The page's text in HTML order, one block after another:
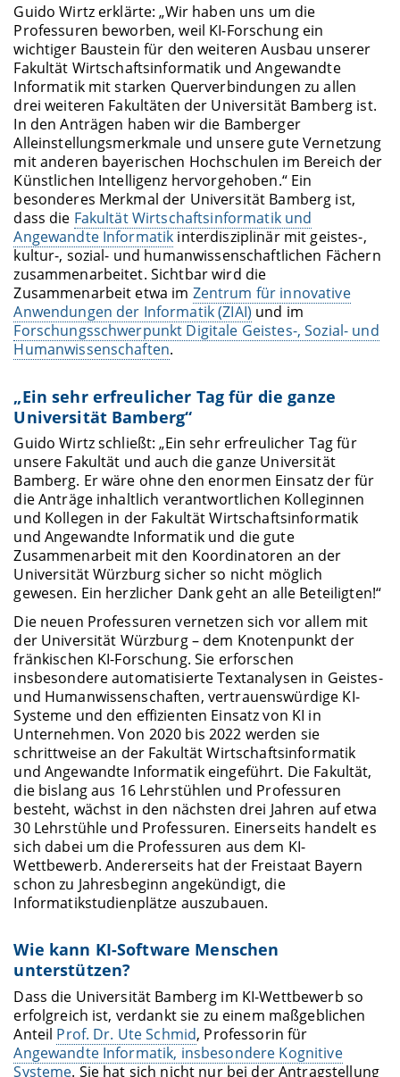
Guido Wirtz erklärte: „Wir haben uns um die
Professuren beworben, weil KI-Forschung ein
wichtiger Baustein für den weiteren Ausbau unserer
Fakultät Wirtschaftsinformatik und Angewandte
Informatik mit starken Querverbindungen zu allen
drei weiteren Fakultäten der Universität Bamberg ist.
In den Anträgen haben wir die Bamberger
Alleinstellungsmerkmale und unsere gute Vernetzung
mit anderen bayerischen Hochschulen im Bereich der
Künstlichen Intelligenz hervorgehoben.“ Ein
besonderes Merkmal der Universität Bamberg ist,
dass die Fakultät Wirtschaftsinformatik und
Angewandte Informatik interdisziplinär mit geistes-,
kultur-, sozial- und humanwissenschaftlichen Fächern
zusammenarbeitet. Sichtbar wird die
Zusammenarbeit etwa im Zentrum für innovative
Anwendungen der Informatik (ZIAI) und im
Forschungsschwerpunkt Digitale Geistes-, Sozial- und
Humanwissenschaften.
„Ein sehr erfreulicher Tag für die ganze
Universität Bamberg“
Guido Wirtz schließt: „Ein sehr erfreulicher Tag für
unsere Fakultät und auch die ganze Universität
Bamberg. Er wäre ohne den enormen Einsatz der für
die Anträge inhaltlich verantwortlichen Kolleginnen
und Kollegen in der Fakultät Wirtschaftsinformatik
und Angewandte Informatik und die gute
Zusammenarbeit mit den Koordinatoren an der
Universität Würzburg sicher so nicht möglich
gewesen. Ein herzlicher Dank geht an alle Beteiligten!“
Die neuen Professuren vernetzen sich vor allem mit
der Universität Würzburg – dem Knotenpunkt der
fränkischen KI-Forschung. Sie erforschen
insbesondere automatisierte Textanalysen in Geistes-
und Humanwissenschaften, vertrauenswürdige KI-
Systeme und den effizienten Einsatz von KI in
Unternehmen. Von 2020 bis 2022 werden sie
schrittweise an der Fakultät Wirtschaftsinformatik
und Angewandte Informatik eingeführt. Die Fakultät,
die bislang aus 16 Lehrstühlen und Professuren
besteht, wächst in den nächsten drei Jahren auf etwa
30 Lehrstühle und Professuren. Einerseits handelt es
sich dabei um die Professuren aus dem KI-
Wettbewerb. Andererseits hat der Freistaat Bayern
schon zu Jahresbeginn angekündigt, die
Informatikstudienplätze auszubauen.
Wie kann KI-Software Menschen
unterstützen?
Dass die Universität Bamberg im KI-Wettbewerb so
erfolgreich ist, verdankt sie zu einem maßgeblichen
Anteil Prof. Dr. Ute Schmid, Professorin für
Angewandte Informatik, insbesondere Kognitive
Systeme. Sie hat sich nicht nur bei der Antragstellung